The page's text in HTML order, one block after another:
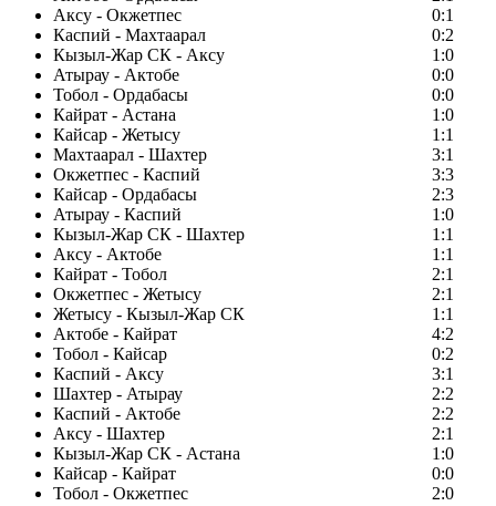
Аксу - Окжетпес
0:1
Каспий - Махтаарал
0:2
Кызыл-Жар СК - Аксу
1:0
Атырау - Актобе
0:0
Тобол - Ордабасы
0:0
Кайрат - Астана
1:0
Кайсар - Жетысу
1:1
Махтаарал - Шахтер
3:1
Окжетпес - Каспий
3:3
Кайсар - Ордабасы
2:3
Атырау - Каспий
1:0
Кызыл-Жар СК - Шахтер
1:1
Аксу - Актобе
1:1
Кайрат - Тобол
2:1
Окжетпес - Жетысу
2:1
Жетысу - Кызыл-Жар СК
1:1
Актобе - Кайрат
4:2
Тобол - Кайсар
0:2
Каспий - Аксу
3:1
Шахтер - Атырау
2:2
Каспий - Актобе
2:2
Аксу - Шахтер
2:1
Кызыл-Жар СК - Астана
1:0
Кайсар - Кайрат
0:0
Тобол - Окжетпес
2:0